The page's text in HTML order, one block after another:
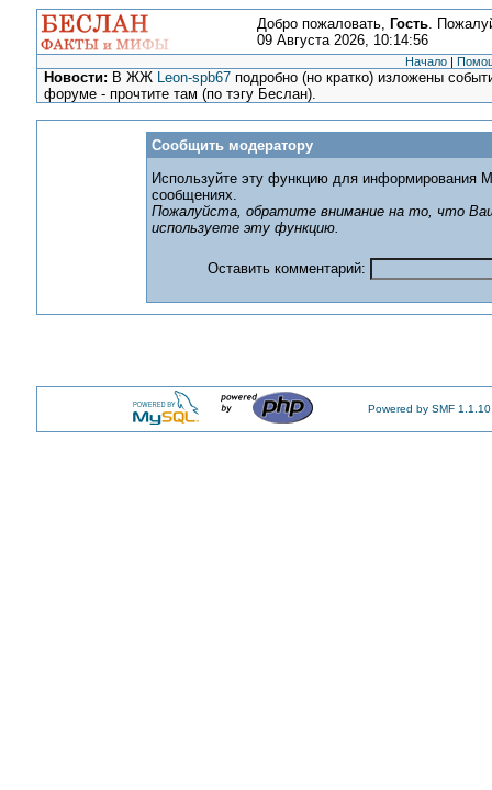
Добро пожаловать, Гость.
09 Августа 2026, 10:14:56
Начало |
Новости: В ЖЖ Leon-spb67 подробно (но кратко) изложены
форуме - прочтите там (по тэгу Беслан).
Сообщить модератору
Используйте эту функцию для информирования
сообщениях.
Пожалуйста, обратите внимание на то, что
используете эту функцию.
Оставить комментарий:
Powered by SMF 1.1.10